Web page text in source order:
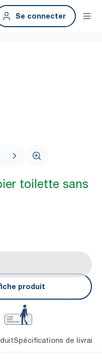
Se connecter
toilette sans
produit
Spécifications de